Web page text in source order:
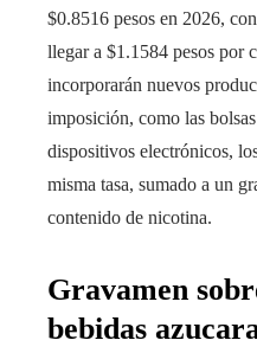
$0.8516 pesos en 2026,
llegar a $1.1584 pesos por
incorporarán nuevos
imposición, como las
dispositivos electrónicos,
misma tasa, sumado a un
contenido de nicotina.
Gravamen
bebidas